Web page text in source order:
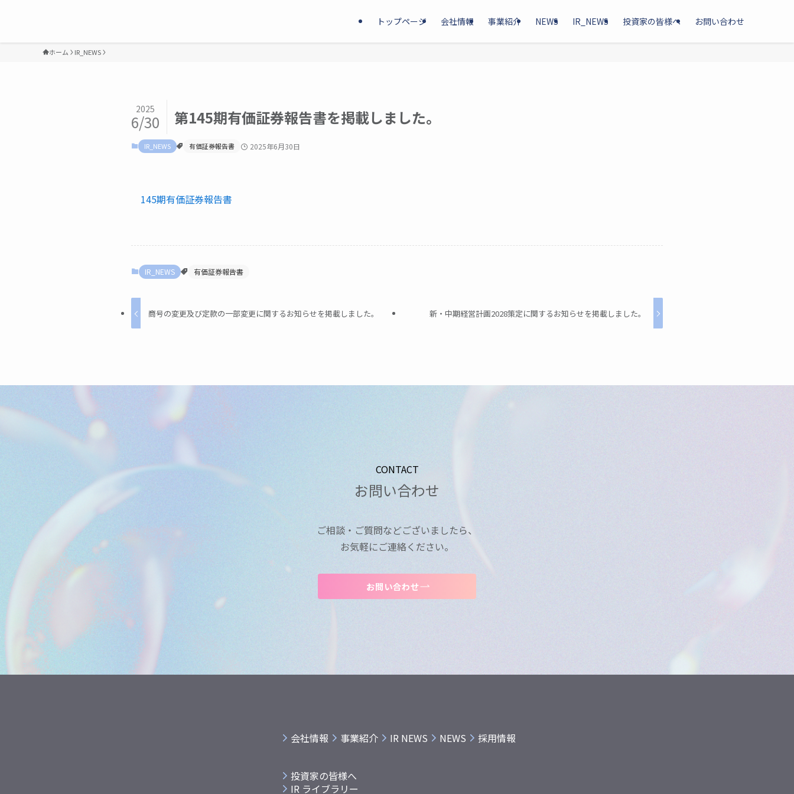
トップページ 会社情報 事業紹介 NEWS IR_NEWS 投資家の皆様へ お問い合わせ
ホーム IR_NEWS
第145期有価証券報告書を掲載しました。
2025
6/30
IR_NEWS 有価証券報告書 2025年6月30日
145期有価証券報告書
IR_NEWS 有価証券報告書
商号の変更及び定款の一部変更に関するお知らせを掲載しました。 新・中期経営計画2028策定に関するお知らせを掲載しました。
CONTACT
お問い合わせ
ご相談・ご質問などございましたら、
お気軽にご連絡ください。
お問い合わせ
会社情報 事業紹介 IR NEWS NEWS 採用情報
投資家の皆様へ
IR ライブラリー